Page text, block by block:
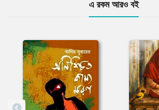
এ রকম আরও বই